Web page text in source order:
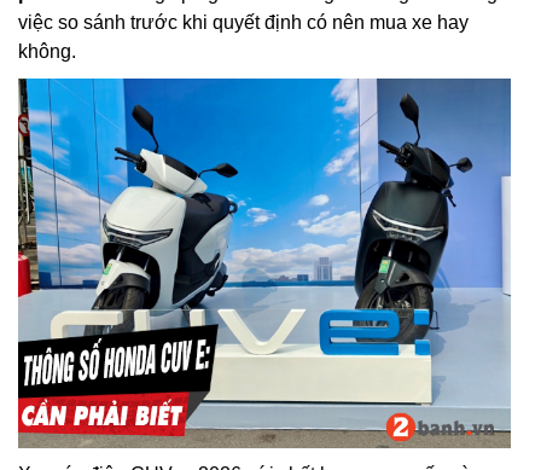
việc so sánh trước khi quyết định có nên mua xe hay
không.